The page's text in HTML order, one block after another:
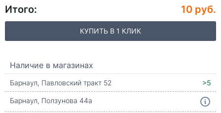
Итого: 10 руб.
КУПИТЬ В 1 КЛИК
Наличие в магазинах
Барнаул, Павловский тракт 52
>5
Барнаул, Ползунова 44а